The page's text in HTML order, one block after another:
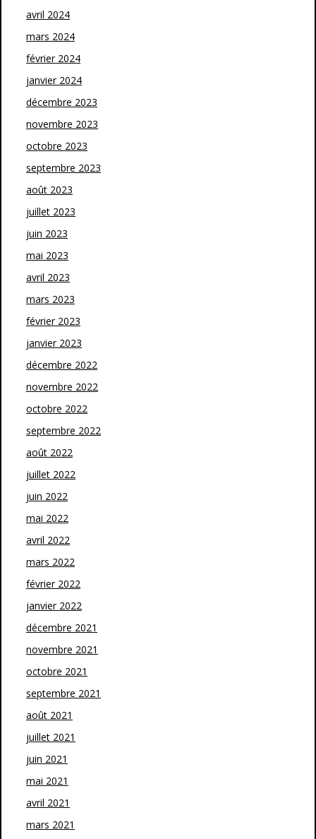
avril 2024
mars 2024
février 2024
janvier 2024
décembre 2023
novembre 2023
octobre 2023
septembre 2023
août 2023
juillet 2023
juin 2023
mai 2023
avril 2023
mars 2023
février 2023
janvier 2023
décembre 2022
novembre 2022
octobre 2022
septembre 2022
août 2022
juillet 2022
juin 2022
mai 2022
avril 2022
mars 2022
février 2022
janvier 2022
décembre 2021
novembre 2021
octobre 2021
septembre 2021
août 2021
juillet 2021
juin 2021
mai 2021
avril 2021
mars 2021